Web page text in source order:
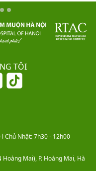
TÔI
Chủ Nhật: 7h30 - 12h00
Hoàng Mai), P. Hoàng Mai, Hà